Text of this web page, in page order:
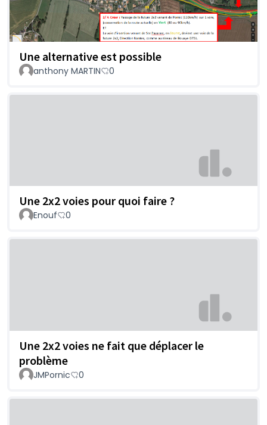
Une alternative est possible
anthony MARTIN 0
Une 2x2 voies pour quoi faire ?
Enouf 0
Une 2x2 voies ne fait que déplacer le
problème
JMPornic 0